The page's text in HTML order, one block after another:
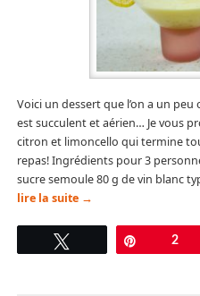
Voici un dessert que l’on a un
est succulent et aérien… Je vous
citron et limoncello qui termine
repas! Ingrédients pour 3
sucre semoule 80 g de vin blanc
lire la suite →
Tweetez Épingle
2